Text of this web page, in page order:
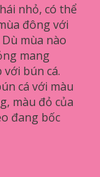
nhỏ, có thể
đông với
mùa nào
mang
bún cá.
cá với màu
màu đỏ của
đang bốc